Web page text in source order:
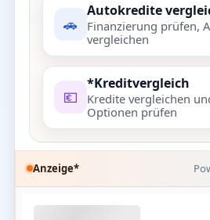
🚗
Autokredite
Finanzierung prüfen,
vergleichen
💶
*Kreditvergleich
Kredite vergleichen
Optionen prüfen
Anzeige*